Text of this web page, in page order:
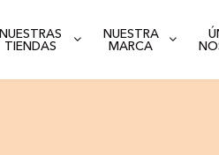
NUESTRAS
TIENDAS
NUESTRA
MARCA